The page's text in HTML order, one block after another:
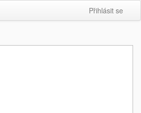
Přihlásit se